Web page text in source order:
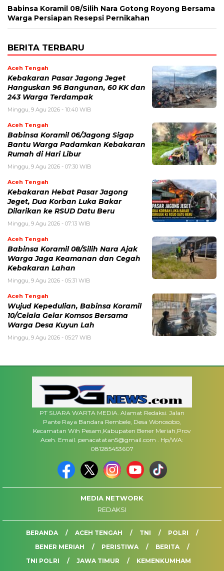
‎Babinsa Koramil 08/Silih Nara Gotong Royong Bersama
Warga Persiapan Resepsi Pernikahan
BERITA TERBARU
Aceh Tengah
‎Kebakaran Pasar Jagong Jeget
Hanguskan 96 Bangunan, 60 KK dan
243 Warga Terdampak
Minggu, 9 Agu 2026 - 10:40 WIB
Aceh Tengah
Babinsa Koramil 06/Jagong Sigap
Bantu Warga Padamkan Kebakaran
Rumah di Hari Libur
Minggu, 9 Agu 2026 - 07:30 WIB
Aceh Tengah
‎Kebakaran Hebat Pasar Jagong
Jeget, Dua Korban Luka Bakar
Dilarikan ke RSUD Datu Beru
Minggu, 9 Agu 2026 - 07:13 WIB
Aceh Tengah
‎Babinsa Koramil 08/Silih Nara Ajak
Warga Jaga Keamanan dan Cegah
Kebakaran Lahan
Minggu, 9 Agu 2026 - 05:31 WIB
Aceh Tengah
‎Wujud Kepedulian, Babinsa Koramil
10/Celala Gelar Komsos Bersama
Warga Desa Kuyun Lah
Minggu, 9 Agu 2026 - 05:27 WIB
PT SUARA WARTA MEDIA. Alamat Redaksi. Jalan
Pante Raya Bandara Rembele, Desa Wonosobo,
Kecamatan Wih Pesam,Kabupaten Bener Meriah,Prov
Aceh. Email. penacatatan5@gmail.com . Hp/WA:
081285453607
MEDIA NETWORK
REDAKSI
BERANDA ACEH TENGAH TNI
POLRI
BENER MERIAH
PERISTIWA
BERITA
TNI POLRI
JAWA TIMUR KEMENKUMHAM